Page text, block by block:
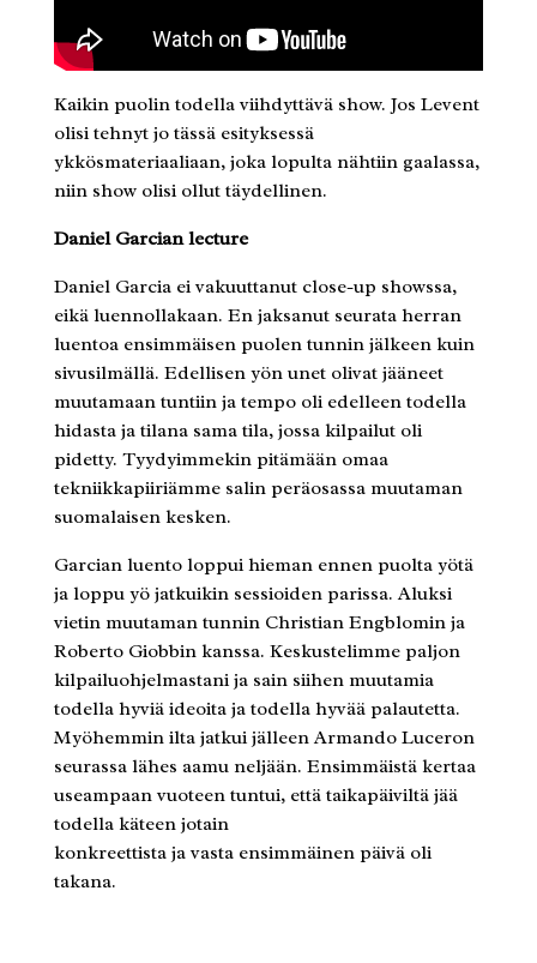
Kaikin puolin todella viihdyttävä show. Jos Levent
olisi tehnyt jo tässä esityksessä
ykkösmateriaaliaan, joka lopulta nähtiin gaalassa,
niin show olisi ollut täydellinen.
Daniel Garcian lecture
Daniel Garcia ei vakuuttanut close-up showssa,
eikä luennollakaan. En jaksanut seurata herran
luentoa ensimmäisen puolen tunnin jälkeen kuin
sivusilmällä. Edellisen yön unet olivat jääneet
muutamaan tuntiin ja tempo oli edelleen todella
hidasta ja tilana sama tila, jossa kilpailut oli
pidetty. Tyydyimmekin pitämään omaa
tekniikkapiiriämme salin peräosassa muutaman
suomalaisen kesken.
Garcian luento loppui hieman ennen puolta yötä
ja loppu yö jatkuikin sessioiden parissa. Aluksi
vietin muutaman tunnin Christian Engblomin ja
Roberto Giobbin kanssa. Keskustelimme paljon
kilpailuohjelmastani ja sain siihen muutamia
todella hyviä ideoita ja todella hyvää palautetta.
Myöhemmin ilta jatkui jälleen Armando Luceron
seurassa lähes aamu neljään. Ensimmäistä kertaa
useampaan vuoteen tuntui, että taikapäiviltä jää
todella käteen jotain
konkreettista ja vasta ensimmäinen päivä oli
takana.